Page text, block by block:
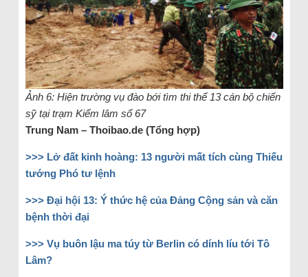
Ảnh 6: Hiện trường vụ đào bới tìm thi thể 13 cán bộ chiến
sỹ tại trạm Kiểm lâm số 67
Trung Nam – Thoibao.de (Tổng hợp)
>>> Lở đất kinh hoàng: 13 người mất tích cùng Thiếu
tướng Phó tư lệnh
>>> Đại hội 13: Ý thức hệ của Đảng Cộng sản và căn
bệnh thời đại
>>> Vụ buôn lậu ma túy từ Berlin có dính líu tới Tô
Lâm?